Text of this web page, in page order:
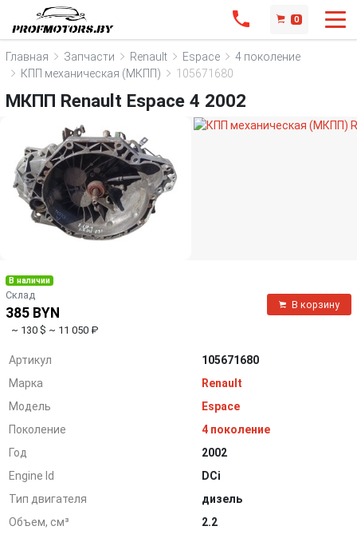
0
Главная Запчасти Renault Espace
4 поколение
КПП механическая (МКПП)
105671680
МКПП Renault Espace 4 2002
В наличии
Склад
385 BYN
~ 130 $ ~ 11 050 ₽
В корзину
Артикул
105671680
Марка
Renault
Модель
Espace
Поколение
4 поколение
Год
2002
Engine Id
DCi
Тип двигателя
дизель
Объем, см³
2.2